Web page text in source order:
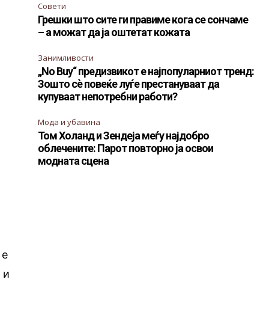
и
Совети
Грешки што сите ги правиме кога се сончаме
– а можат да ја оштетат кожата
Занимливости
„No Buy“ предизвикот е најпопуларниот тренд:
Зошто сè повеќе луѓе престануваат да
купуваат непотребни работи?
Мода и убавина
Том Холанд и Зендеја меѓу најдобро
облечените: Парот повторно ја освои
модната сцена